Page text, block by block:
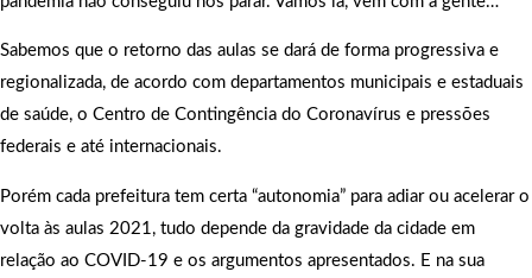
Sabemos que o retorno das aulas se dará de forma progressiva e
regionalizada, de acordo com departamentos municipais e estaduais
de saúde, o Centro de Contingência do Coronavírus e pressões
federais e até internacionais.
Porém cada prefeitura tem certa “autonomia” para adiar ou acelerar o
volta às aulas 2021, tudo depende da gravidade da cidade em
relação ao COVID-19 e os argumentos apresentados. E na sua